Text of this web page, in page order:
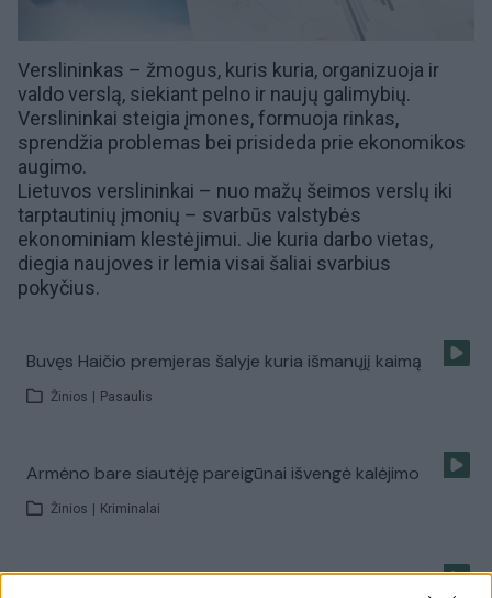
Verslininkas – žmogus, kuris kuria, organizuoja ir
valdo verslą, siekiant pelno ir naujų galimybių.
Verslininkai steigia įmones, formuoja rinkas,
sprendžia problemas bei prisideda prie ekonomikos
augimo.
Lietuvos verslininkai – nuo mažų šeimos verslų iki
tarptautinių įmonių – svarbūs valstybės
ekonominiam klestėjimui. Jie kuria darbo vietas,
diegia naujoves ir lemia visai šaliai svarbius
pokyčius.
Buvęs Haičio premjeras šalyje kuria išmanųjį kaimą
Žinios | Pasaulis
Armėno bare siautėję pareigūnai išvengė kalėjimo
Žinios | Kriminalai